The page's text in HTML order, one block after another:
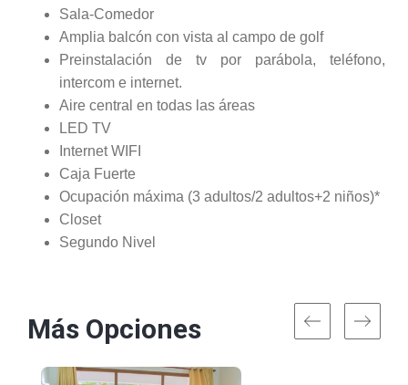
Sala-Comedor
Amplia balcón con vista al campo de golf
Preinstalación de tv por parábola, teléfono,
intercom e internet.
Aire central en todas las áreas
LED TV
Internet WIFI
Caja Fuerte
Ocupación máxima (3 adultos/2 adultos+2 niños)*
Closet
Segundo Nivel
Más Opciones